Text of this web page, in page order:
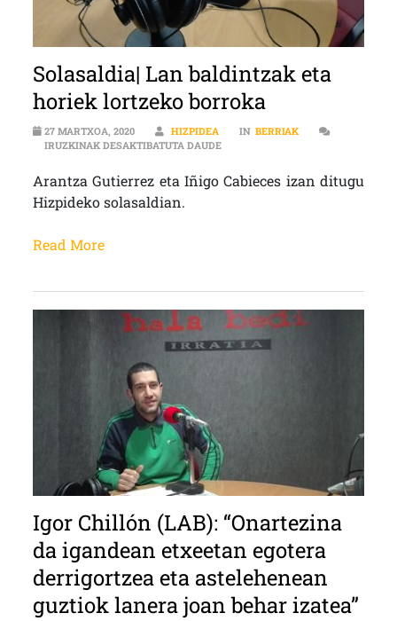
Solasaldia| Lan baldintzak eta
horiek lortzeko borroka
27 MARTXOA, 2020 HIZPIDEA IN BERRIAK
IRUZKINAK DESAKTIBATUTA DAUDESOLASALDIA| LAN BALDINTZAK
Arantza Gutierrez eta Iñigo Cabieces izan ditugu
Hizpideko solasaldian.
Read More
Igor Chillón (LAB): “Onartezina
da igandean etxeetan egotera
derrigortzea eta astelehenean
guztiok lanera joan behar izatea”